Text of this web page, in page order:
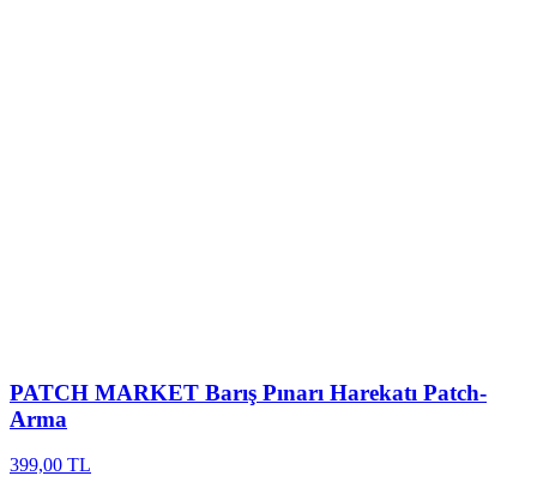
PATCH MARKET Barış Pınarı Harekatı Patch-
Arma
399,00 TL